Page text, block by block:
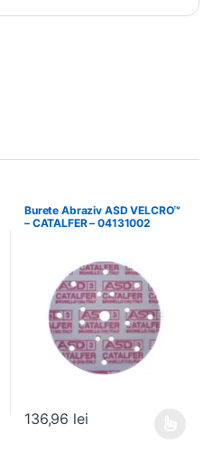
Burete Abraziv ASD VELCRO™
– CATALFER – 04131002
136,96 lei